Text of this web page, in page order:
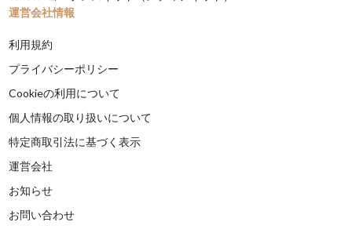
運営会社情報
利用規約
プライバシーポリシー
Cookieの利用について
個人情報の取り扱いについて
特定商取引法に基づく表示
運営会社
お知らせ
お問い合わせ